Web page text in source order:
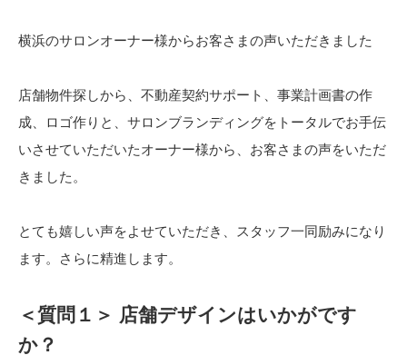
横浜のサロンオーナー様からお客さまの声いただきました
店舗物件探しから、不動産契約サポート、事業計画書の作
成、ロゴ作りと、サロンブランディングをトータルでお手伝
いさせていただいたオーナー様から、お客さまの声をいただ
きました。
とても嬉しい声をよせていただき、スタッフ一同励みになり
ます。さらに精進します。
＜質問１＞ 店舗デザインはいかがです
か？